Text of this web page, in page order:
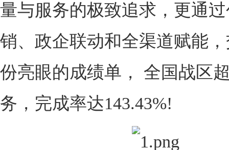
量与服务的极致追求，更通
销、政企联动和全渠道赋能
份亮眼的成绩单， 全国战区
务，完成率达143.43%!